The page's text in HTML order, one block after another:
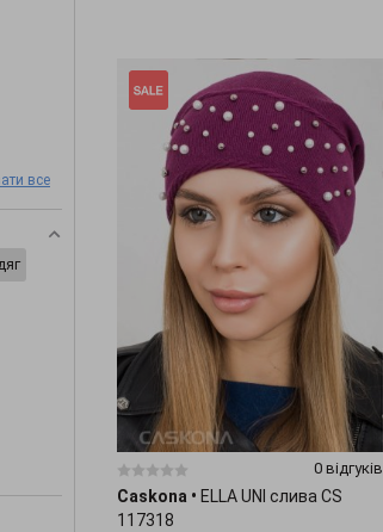
все
0 відгуків
Caskona • ELLA UNI слива CS
117318